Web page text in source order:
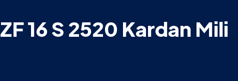
ZF 16 S 2520 Kardan Mili